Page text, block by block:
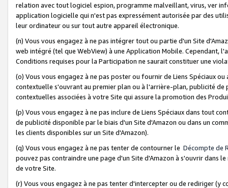
relation avec tout logiciel espion, programme malveillant, virus, ver
application logicielle qui n'est pas expressément autorisée par des
leur ordinateur ou sur tout autre appareil électronique.
(n) Vous vous engagez à ne pas intégrer tout ou partie d'un Site
web intégré (tel que WebView) à une Application Mobile. Cependant,
Conditions requises pour la Participation ne saurait constituer une
(o) Vous vous engagez à ne pas poster ou fournir de Liens Spéciaux
contextuelle s'ouvrant au premier plan ou à l'arrière-plan, publicité
contextuelles associées à votre Site qui assure la promotion des
(p) Vous vous engagez à ne pas inclure de Liens Spéciaux dans tout
de publicité disponible par le biais d'un Site d'Amazon ou dans un
les clients disponibles sur un Site d'Amazon).
(q) Vous vous engagez à ne pas tenter de contourner le Décompte de
pouvez pas contraindre une page d'un Site d'Amazon à s'ouvrir dans
de votre Site.
(r) Vous vous engagez à ne pas tenter d'intercepter ou de rediriger